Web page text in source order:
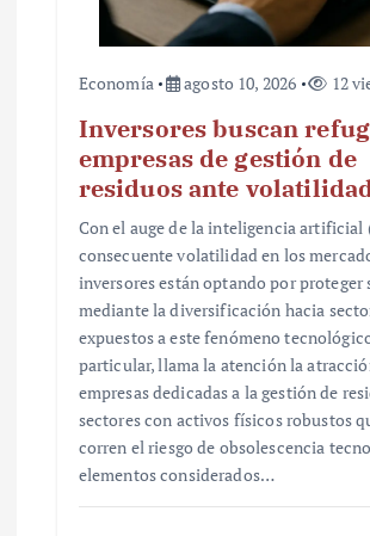
Economía agosto 10, 2026 12
Inversores buscan
empresas de gestión de
residuos ante
Con el auge de la inteligencia artificial
consecuente volatilidad en los
inversores están optando por proteger
mediante la diversificación hacia
expuestos a este fenómeno
particular, llama la atención la
empresas dedicadas a la gestión de
sectores con activos físicos robustos
corren el riesgo de obsolescencia
elementos considerados…